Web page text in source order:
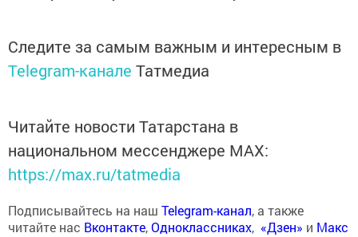
Следите за самым важным и интересным в
Telegram-канале Татмедиа
Читайте новости Татарстана в
национальном мессенджере MАХ:
https://max.ru/tatmedia
Подписывайтесь на наш Telegram-канал, а также
читайте нас Вконтакте,Одноклассниках, «Дзен» и Макс